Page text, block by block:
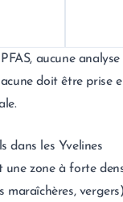
aucune analyse
doit être prise
dans les Yvelines
une zone à forte
maraîchères,